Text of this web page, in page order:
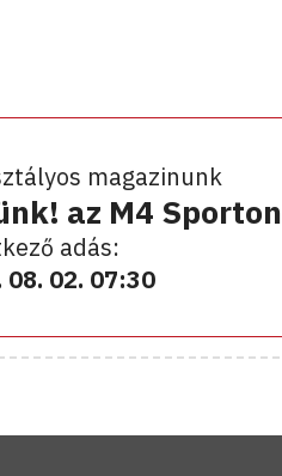
magazinunk
az M4 Sporton
adás:
08. 02. 07:30